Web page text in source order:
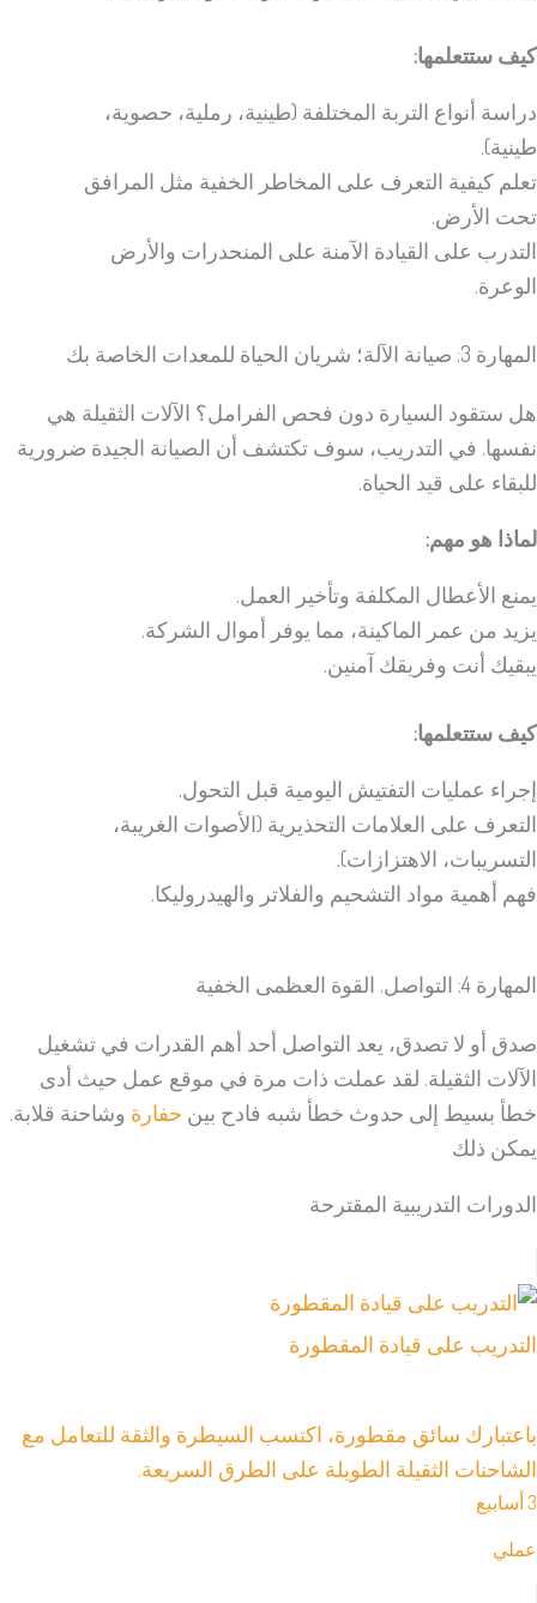
كيف ستتعلمها:
دراسة أنواع التربة المختلفة (طينية، رملية، حصوية،
طينية).
تعلم كيفية التعرف على المخاطر الخفية مثل المرافق
تحت الأرض.
التدرب على القيادة الآمنة على المنحدرات والأرض
الوعرة.
المهارة 3: صيانة الآلة؛ شريان الحياة للمعدات الخاصة بك
هل ستقود السيارة دون فحص الفرامل؟ الآلات الثقيلة هي
نفسها. في التدريب، سوف تكتشف أن الصيانة الجيدة ضرورية
للبقاء على قيد الحياة.
لماذا هو مهم:
يمنع الأعطال المكلفة وتأخير العمل.
يزيد من عمر الماكينة، مما يوفر أموال الشركة.
يبقيك أنت وفريقك آمنين.
كيف ستتعلمها:
إجراء عمليات التفتيش اليومية قبل التحول.
التعرف على العلامات التحذيرية (الأصوات الغريبة،
التسريبات، الاهتزازات).
فهم أهمية مواد التشحيم والفلاتر والهيدروليكا.
المهارة 4: التواصل. القوة العظمى الخفية
صدق أو لا تصدق، يعد التواصل أحد أهم القدرات في تشغيل
الآلات الثقيلة. لقد عملت ذات مرة في موقع عمل حيث أدى
خطأ بسيط إلى حدوث خطأ شبه فادح بين حفارة وشاحنة قلابة.
يمكن ذلك
الدورات التدريبية المقترحة
التدريب على قيادة المقطورة
باعتبارك سائق مقطورة، اكتسب السيطرة والثقة للتعامل مع
الشاحنات الثقيلة الطويلة على الطرق السريعة.
3 أسابيع
عملي